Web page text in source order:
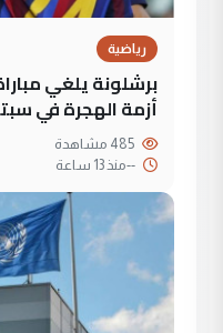
رياضية
برشلونة يلغي
أزمة الهجرة في
--منذ 13 ساعة